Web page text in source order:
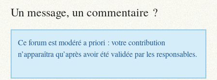
Un message, un commentaire ?
Ce forum est modéré a priori : votre contribution
n’apparaîtra qu’après avoir été validée par les responsables.